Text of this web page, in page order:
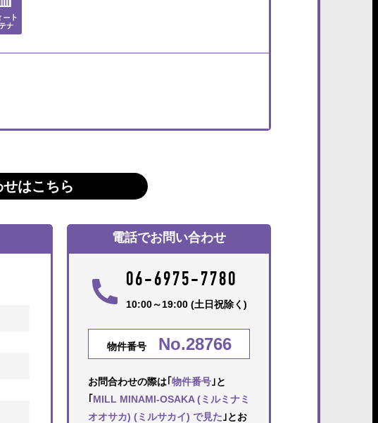
はこちら
電話でお問い合わせ
06-6975-7780
10:00～19:00 (土日祝除く)
物件番号 No.28766
お問合わせの際は｢ 物件番号 ｣と
MILL MINAMI-OSAKA (ミルミナミ
オオサカ) (ミルサカイ) で見た ｣とお